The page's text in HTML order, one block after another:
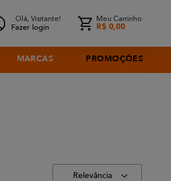
Olá, Visitante!
Fazer login
Meu Carrinho
R$ 0,00
MARCAS PROMOÇÕES
Relevância